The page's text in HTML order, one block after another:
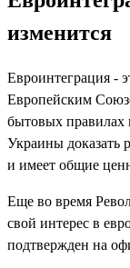
изменится
Евроинтеграция -
Европейским
бытовых правилах
Украины доказать
и имеет общие
Еще во время
свой интерес в
подтвержден на